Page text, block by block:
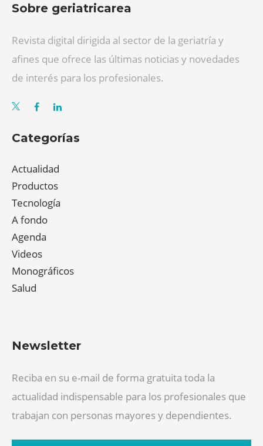
Sobre geriatricarea
Revista digital dirigida al sector de la geriatría y
afines que ofrece las últimas noticias y novedades
de interés para los profesionales.
Categorías
Actualidad
Productos
Tecnología
A fondo
Agenda
Videos
Monográficos
Salud
Newsletter
Reciba en su e-mail de forma gratuita toda la
actualidad indispensable para los profesionales que
trabajan con personas mayores y dependientes.